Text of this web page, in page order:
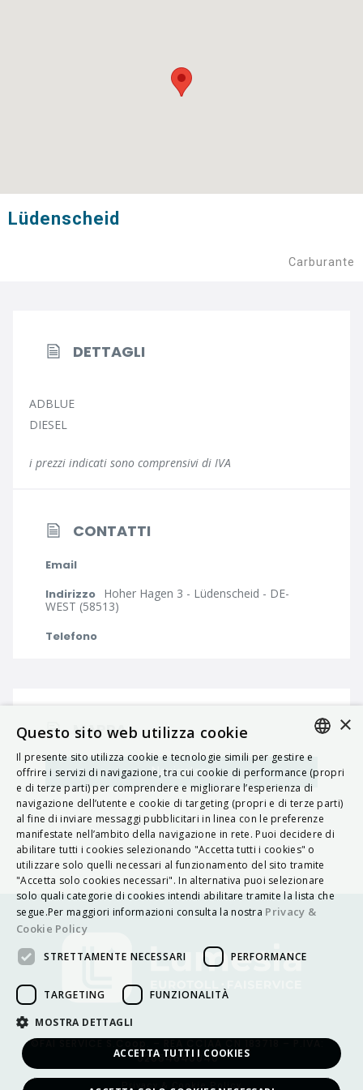
Lüdenscheid
Carburante
DETTAGLI
ADBLUE
DIESEL
i prezzi indicati sono comprensivi di IVA
CONTATTI
Email
Indirizzo Hoher Hagen 3 - Lüdenscheid - DE-
WEST (58513)
Telefono
MAPPA
Navigatore
©FAI SERVICE S.Coop. – REA CCIAA CN 183718 – P.IVA:
02654640040
ITALIAN
ENGLISH
FRENCH
HUNGARIAN
DEUTSCH
POLSKI
PORTUGUÊS
×
Questo sito web utilizza cookie
Il presente sito utilizza cookie e tecnologie simili per gestire e
offrire i servizi di navigazione, tra cui cookie di performance (propri
e di terze parti) per comprendere e migliorare l’esperienza di
navigazione dell’utente e cookie di targeting (propri e di terze parti)
al fine di inviare messaggi pubblicitari in linea con le preferenze
manifestate nell’ambito della navigazione in rete. Puoi decidere di
abilitare tutti i cookies selezionando "Accetta tutti i cookies" o
utilizzare solo quelli necessari al funzionamento del sito tramite
"Accetta solo cookies necessari". In alternativa puoi selezionare
solo quali categorie di cookies intendi abilitare tramite la lista che
segue.Per maggiori informazioni consulta la nostra Privacy &
Cookie Policy
STRETTAMENTE NECESSARI PERFORMANCE
TARGETING FUNZIONALITÀ
MOSTRA DETTAGLI
ACCETTA TUTTI I COOKIES